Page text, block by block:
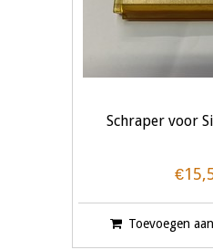
Schraper voor
Toevoegen